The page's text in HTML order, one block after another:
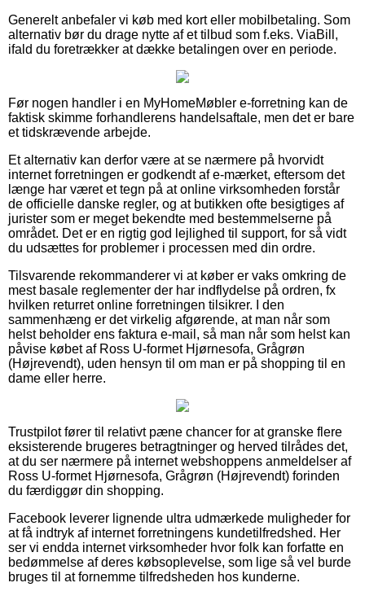
Generelt anbefaler vi køb med kort eller mobilbetaling. Som
alternativ bør du drage nytte af et tilbud som f.eks. ViaBill,
ifald du foretrækker at dække betalingen over en periode.
Før nogen handler i en MyHomeMøbler e-forretning kan de
faktisk skimme forhandlerens handelsaftale, men det er bare
et tidskrævende arbejde.
Et alternativ kan derfor være at se nærmere på hvorvidt
internet forretningen er godkendt af e-mærket, eftersom det
længe har været et tegn på at online virksomheden forstår
de officielle danske regler, og at butikken ofte besigtiges af
jurister som er meget bekendte med bestemmelserne på
området. Det er en rigtig god lejlighed til support, for så vidt
du udsættes for problemer i processen med din ordre.
Tilsvarende rekommanderer vi at køber er vaks omkring de
mest basale reglementer der har indflydelse på ordren, fx
hvilken returret online forretningen tilsikrer. I den
sammenhæng er det virkelig afgørende, at man når som
helst beholder ens faktura e-mail, så man når som helst kan
påvise købet af Ross U-formet Hjørnesofa, Grågrøn
(Højrevendt), uden hensyn til om man er på shopping til en
dame eller herre.
Trustpilot fører til relativt pæne chancer for at granske flere
eksisterende brugeres betragtninger og herved tilrådes det,
at du ser nærmere på internet webshoppens anmeldelser af
Ross U-formet Hjørnesofa, Grågrøn (Højrevendt) forinden
du færdiggør din shopping.
Facebook leverer lignende ultra udmærkede muligheder for
at få indtryk af internet forretningens kundetilfredshed. Her
ser vi endda internet virksomheder hvor folk kan forfatte en
bedømmelse af deres købsoplevelse, som lige så vel burde
bruges til at fornemme tilfredsheden hos kunderne.